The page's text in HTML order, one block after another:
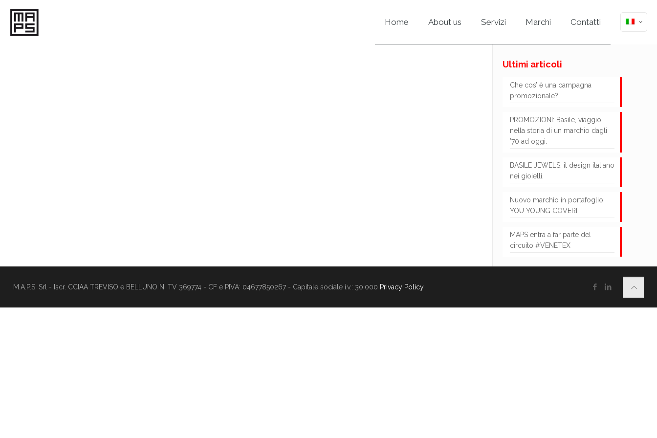
Home About us Servizi Marchi Contatti
Ultimi articoli
Che cos’ è una campagna
promozionale?
PROMOZIONI: Basile, viaggio
nella storia di un marchio dagli
’70 ad oggi.
BASILE JEWELS: il design italiano
nei gioielli.
Nuovo marchio in portafoglio:
YOU YOUNG COVERI
MAPS entra a far parte del
circuito #VENETEX
M.A.P.S. Srl - Iscr. CCIAA TREVISO e BELLUNO N. TV 369774 - CF e PIVA: 04677850267 - Capitale sociale i.v.: 30.000 Privacy Policy